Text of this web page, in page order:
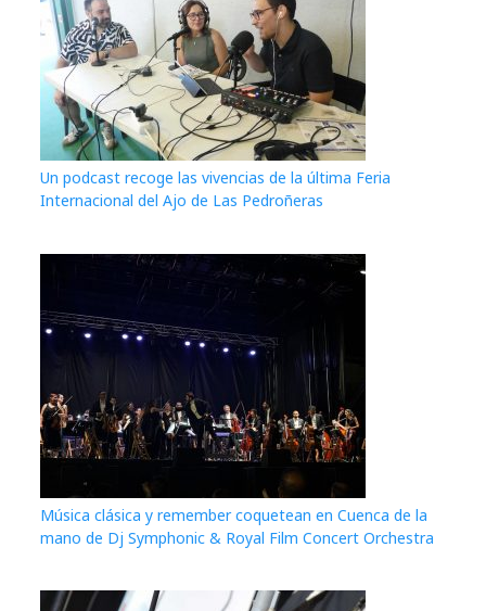
Un podcast recoge las vivencias de la última Feria
Internacional del Ajo de Las Pedroñeras
Música clásica y remember coquetean en Cuenca de la
mano de Dj Symphonic & Royal Film Concert Orchestra